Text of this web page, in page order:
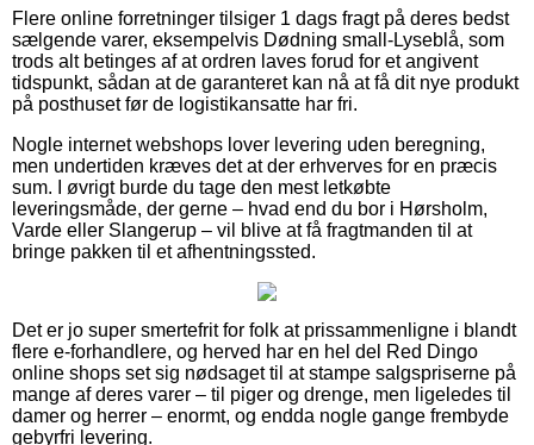
Flere online forretninger tilsiger 1 dags fragt på deres bedst
sælgende varer, eksempelvis Dødning small-Lyseblå, som
trods alt betinges af at ordren laves forud for et angivent
tidspunkt, sådan at de garanteret kan nå at få dit nye produkt
på posthuset før de logistikansatte har fri.
Nogle internet webshops lover levering uden beregning,
men undertiden kræves det at der erhverves for en præcis
sum. I øvrigt burde du tage den mest letkøbte
leveringsmåde, der gerne – hvad end du bor i Hørsholm,
Varde eller Slangerup – vil blive at få fragtmanden til at
bringe pakken til et afhentningssted.
Det er jo super smertefrit for folk at prissammenligne i blandt
flere e-forhandlere, og herved har en hel del Red Dingo
online shops set sig nødsaget til at stampe salgspriserne på
mange af deres varer – til piger og drenge, men ligeledes til
damer og herrer – enormt, og endda nogle gange frembyde
gebyrfri levering.